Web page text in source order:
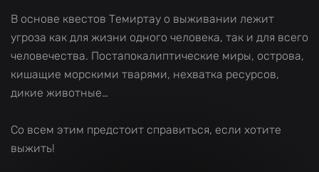
В основе квестов Темиртау о выживании лежит
угроза как для жизни одного человека, так и для всего
человечества. Постапокалиптические миры, острова,
кишащие морскими тварями, нехватка ресурсов,
дикие животные…
Со всем этим предстоит справиться, если хотите
выжить!